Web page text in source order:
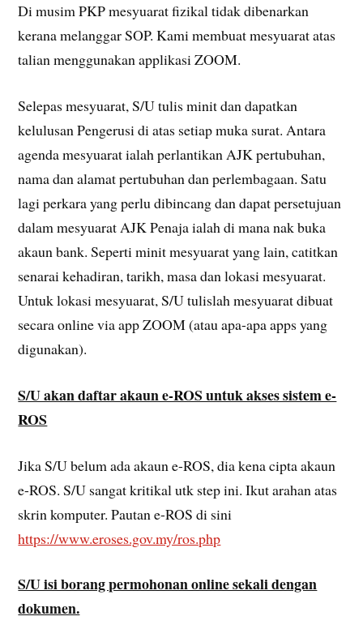
Di musim PKP mesyuarat fizikal tidak dibenarkan
kerana melanggar SOP. Kami membuat mesyuarat atas
talian menggunakan applikasi ZOOM.
Selepas mesyuarat, S/U tulis minit dan dapatkan
kelulusan Pengerusi di atas setiap muka surat. Antara
agenda mesyuarat ialah perlantikan AJK pertubuhan,
nama dan alamat pertubuhan dan perlembagaan. Satu
lagi perkara yang perlu dibincang dan dapat persetujuan
dalam mesyuarat AJK Penaja ialah di mana nak buka
akaun bank. Seperti minit mesyuarat yang lain, catitkan
senarai kehadiran, tarikh, masa dan lokasi mesyuarat.
Untuk lokasi mesyuarat, S/U tulislah mesyuarat dibuat
secara online via app ZOOM (atau apa-apa apps yang
digunakan).
S/U akan daftar akaun e-ROS untuk akses sistem e-
ROS
Jika S/U belum ada akaun e-ROS, dia kena cipta akaun
e-ROS. S/U sangat kritikal utk step ini. Ikut arahan atas
skrin komputer. Pautan e-ROS di sini
https://www.eroses.gov.my/ros.php
S/U isi borang permohonan online sekali dengan
dokumen.